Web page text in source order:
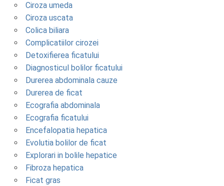
Ciroza umeda
Ciroza uscata
Colica biliara
Complicatiilor cirozei
Detoxifierea ficatului
Diagnosticul bolilor ficatului
Durerea abdominala cauze
Durerea de ficat
Ecografia abdominala
Ecografia ficatului
Encefalopatia hepatica
Evolutia bolilor de ficat
Explorari in bolile hepatice
Fibroza hepatica
Ficat gras